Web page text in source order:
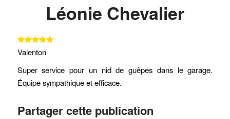
Léonie Chevalier
Valenton
Super service pour un nid de guêpes dans le garage.
Équipe sympathique et efficace.
Partager cette publication